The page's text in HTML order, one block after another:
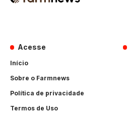
Acesse
Início
Sobre o Farmnews
Política de privacidade
Termos de Uso